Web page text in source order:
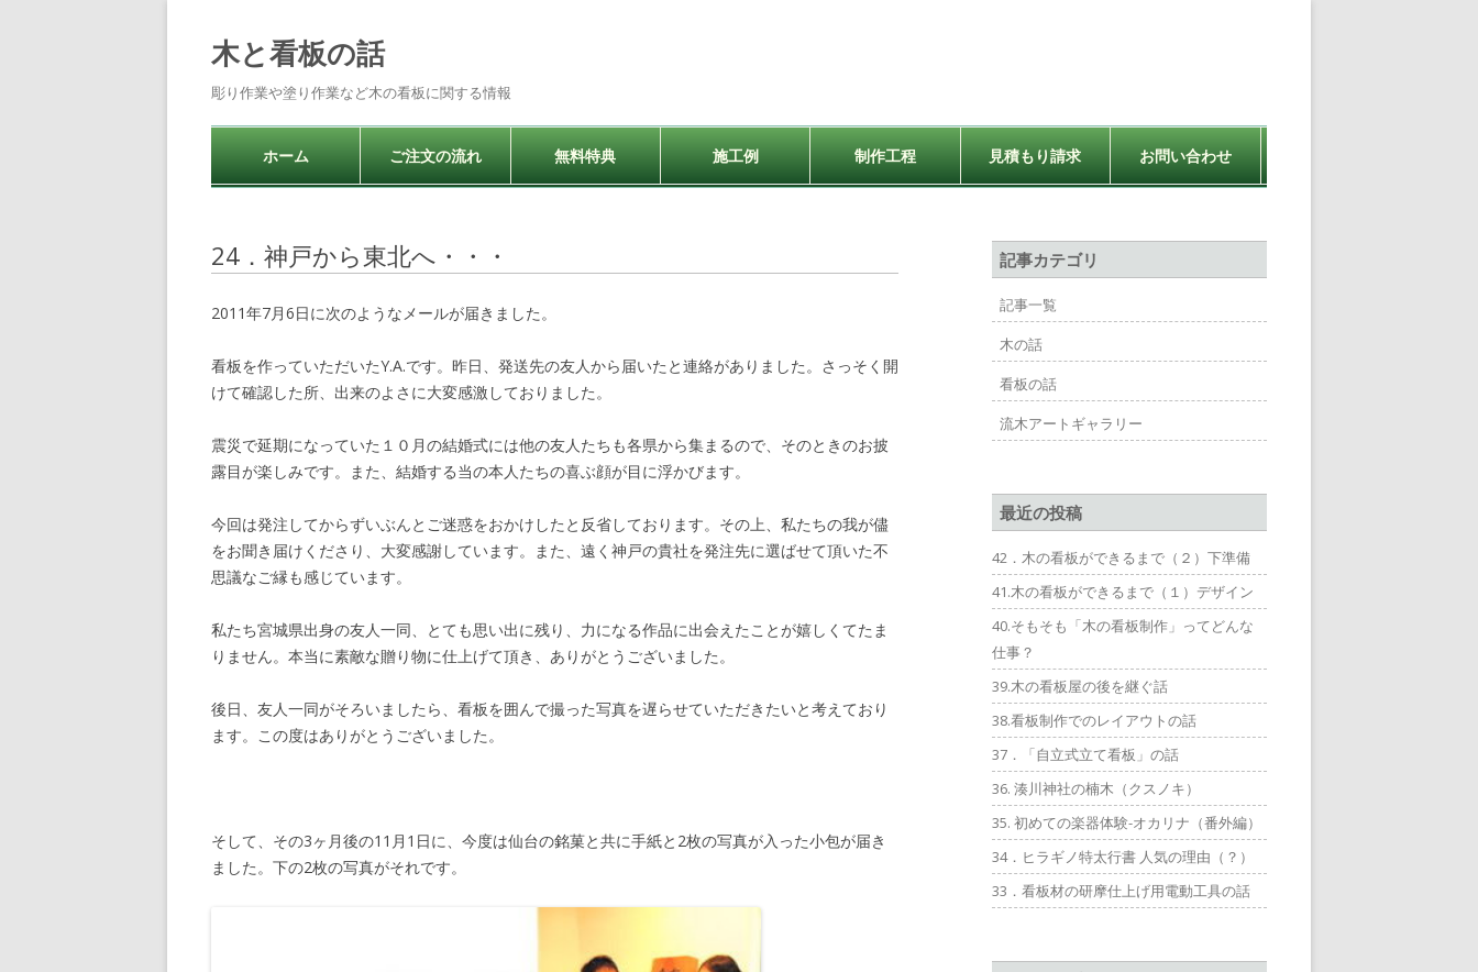
木と看板の話
彫り作業や塗り作業など木の看板に関する情報
コ
ン
テ
ン
ツ
プ
ホーム ご注文の流れ 無料特典 施工例 制作工程 見積もり請求 お問い合わせ
24．神戸から東北へ・・・
2011年7月6日に次のようなメールが届きました。
看板を作っていただいたY.A.です。昨日、発送先の友人から届いたと連絡がありました。さっそく開
けて確認した所、出来のよさに大変感激しておりました。
震災で延期になっていた１０月の結婚式には他の友人たちも各県から集まるので、そのときのお披
露目が楽しみです。また、結婚する当の本人たちの喜ぶ顔が目に浮かびます。
今回は発注してからずいぶんとご迷惑をおかけしたと反省しております。その上、私たちの我が儘
をお聞き届けくださり、大変感謝しています。また、遠く神戸の貴社を発注先に選ばせて頂いた不
思議なご縁も感じています。
私たち宮城県出身の友人一同、とても思い出に残り、力になる作品に出会えたことが嬉しくてたま
りません。本当に素敵な贈り物に仕上げて頂き、ありがとうございました。
後日、友人一同がそろいましたら、看板を囲んで撮った写真を遅らせていただきたいと考えており
ます。この度はありがとうございました。
そして、その3ヶ月後の11月1日に、今度は仙台の銘菓と共に手紙と2枚の写真が入った小包が届き
ました。下の2枚の写真がそれです。
記事カテゴリ
記事一覧
木の話
看板の話
流木アートギャラリー
最近の投稿
42．木の看板ができるまで（２）下準備
41.木の看板ができるまで（１）デザイン
40.そもそも「木の看板制作」ってどんな
仕事？
39.木の看板屋の後を継ぐ話
38.看板制作でのレイアウトの話
37．「自立式立て看板」の話
36. 湊川神社の楠木（クスノキ）
35. 初めての楽器体験-オカリナ（番外編）
34．ヒラギノ特太行書 人気の理由（？）
33．看板材の研摩仕上げ用電動工具の話